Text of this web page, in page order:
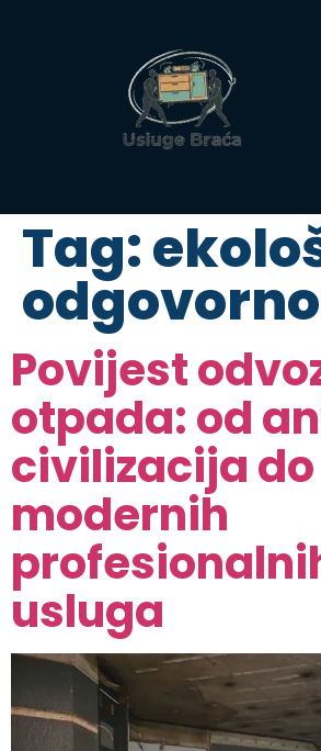
Tag:
Povijest
otpada: od
civilizacija do
modernih
usluga